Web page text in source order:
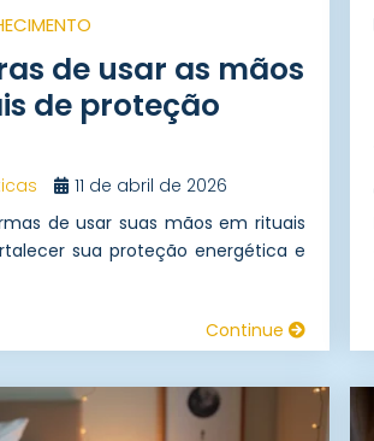
de usar as mãos
de proteção
11 de abril de 2026
de usar suas mãos em rituais
sua proteção energética e
Continue